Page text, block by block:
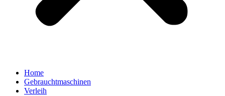
Home
Gebrauchtmaschinen
Verleih